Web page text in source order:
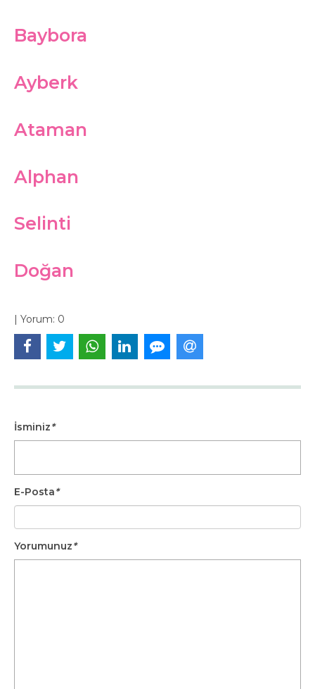
Baybora
Ayberk
Ataman
Alphan
Selinti
Doğan
| Yorum: 0
İsminiz*
E-Posta*
Yorumunuz*